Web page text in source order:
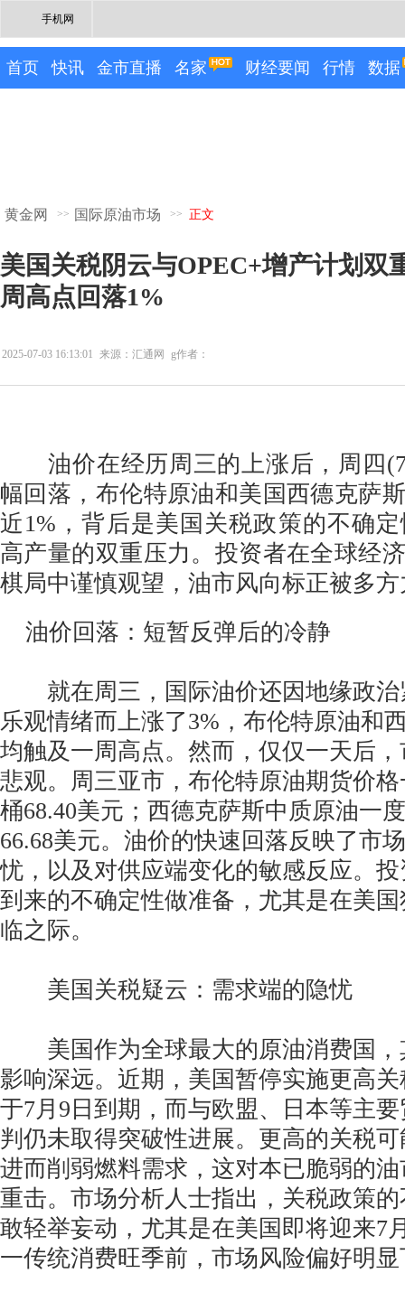
手机网
首页 快讯 金市直播 名家 财经要闻 行情 数据
黄金网 >> 国际原油市场 >> 正文
美国关税阴云与OPEC+增产计划双
周高点回落1%
2025-07-03 16:13:01 来源：汇通网 g作者：
油价在经历周三的上涨后，周四(7
幅回落，布伦特原油和美国西德克萨
近1%，背后是美国关税政策的不确定
高产量的双重压力。投资者在全球经
棋局中谨慎观望，油市风向标正被多
油价回落：短暂反弹后的冷静
就在周三，国际油价还因地缘政治
乐观情绪而上涨了3%，布伦特原油和
均触及一周高点。然而，仅仅一天后
悲观。周三亚市，布伦特原油期货价
桶68.40美元；西德克萨斯中质原油一
66.68美元。油价的快速回落反映了市
忧，以及对供应端变化的敏感反应。
到来的不确定性做准备，尤其是在美
临之际。
美国关税疑云：需求端的隐忧
美国作为全球最大的原油消费国，
影响深远。近期，美国暂停实施更高
于7月9日到期，而与欧盟、日本等主
判仍未取得突破性进展。更高的关税
进而削弱燃料需求，这对本已脆弱的
重击。市场分析人士指出，关税政策
敢轻举妄动，尤其是在美国即将迎来7
一传统消费旺季前，市场风险偏好明